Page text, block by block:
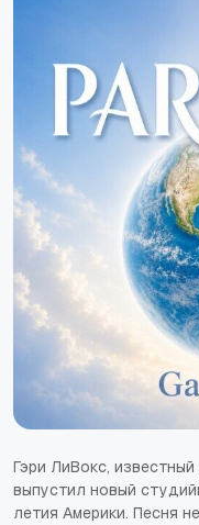
Гэри ЛиВокс,
выпустил новый
летия Америки. Песня